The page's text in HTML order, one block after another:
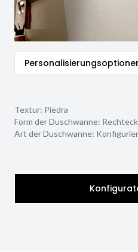
Textur: Piedra
Form der Duschwanne:
Art der Duschwanne: